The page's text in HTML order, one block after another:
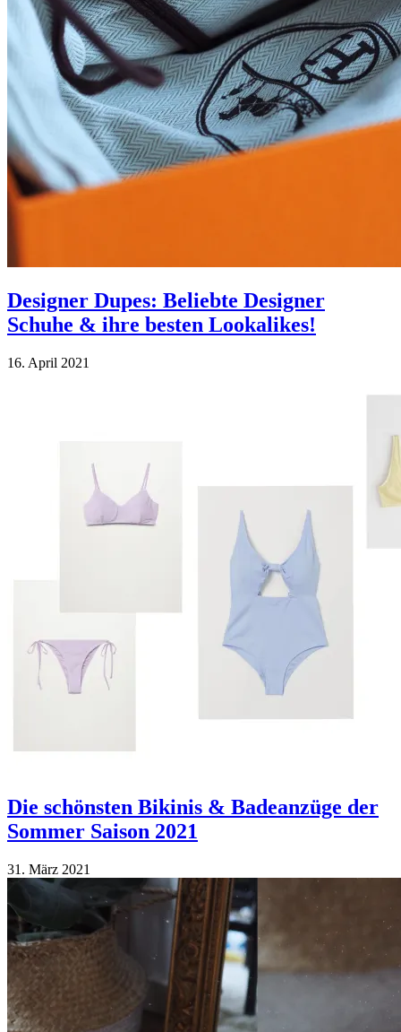
Designer Dupes: Beliebte Designer
Schuhe & ihre besten Lookalikes!
16. April 2021
Die schönsten Bikinis & Badeanzüge der
Sommer Saison 2021
31. März 2021